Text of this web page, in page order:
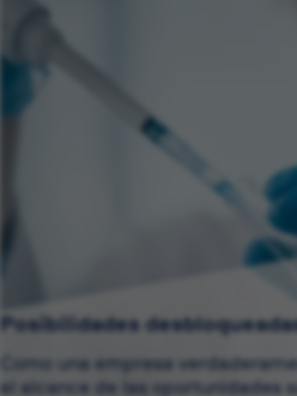
Posibilidades
Como una empresa
el alcance de las oportunidades